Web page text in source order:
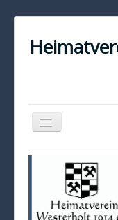
Navigation
an/aus
KONTAKT
IMPRESSUM